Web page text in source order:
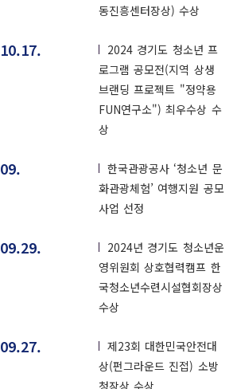
동진흥센터장상) 수상
10.17.
2024 경기도 청소년 프
로그램 공모전(지역 상생
브랜딩 프로젝트 "정약용
FUN연구소") 최우수상 수
상
09.
한국관광공사 ‘청소년 문
화관광체험’ 여행지원 공모
사업 선정
09.29.
2024년 경기도 청소년운
영위원회 상호협력캠프 한
국청소년수련시설협회장상
수상
09.27.
제23회 대한민국안전대
상(펀그라운드 진접) 소방